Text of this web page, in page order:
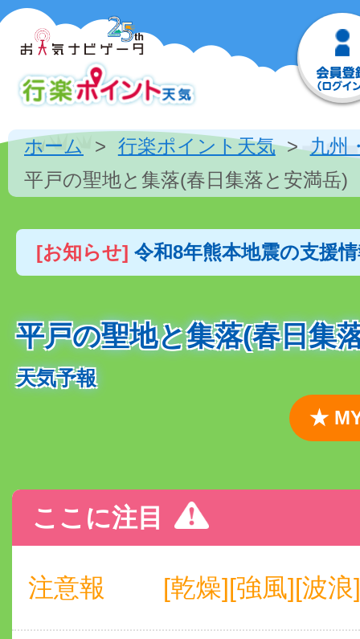
ホーム 行楽ポイント天気
九州
平戸の聖地と集落(春日集落と安満岳)
[お知らせ] 令和8年熊本地震の支援
平戸の聖地と集落(春日集
天気予報
★
ここに注目
注意報 [乾燥][強風][波浪]